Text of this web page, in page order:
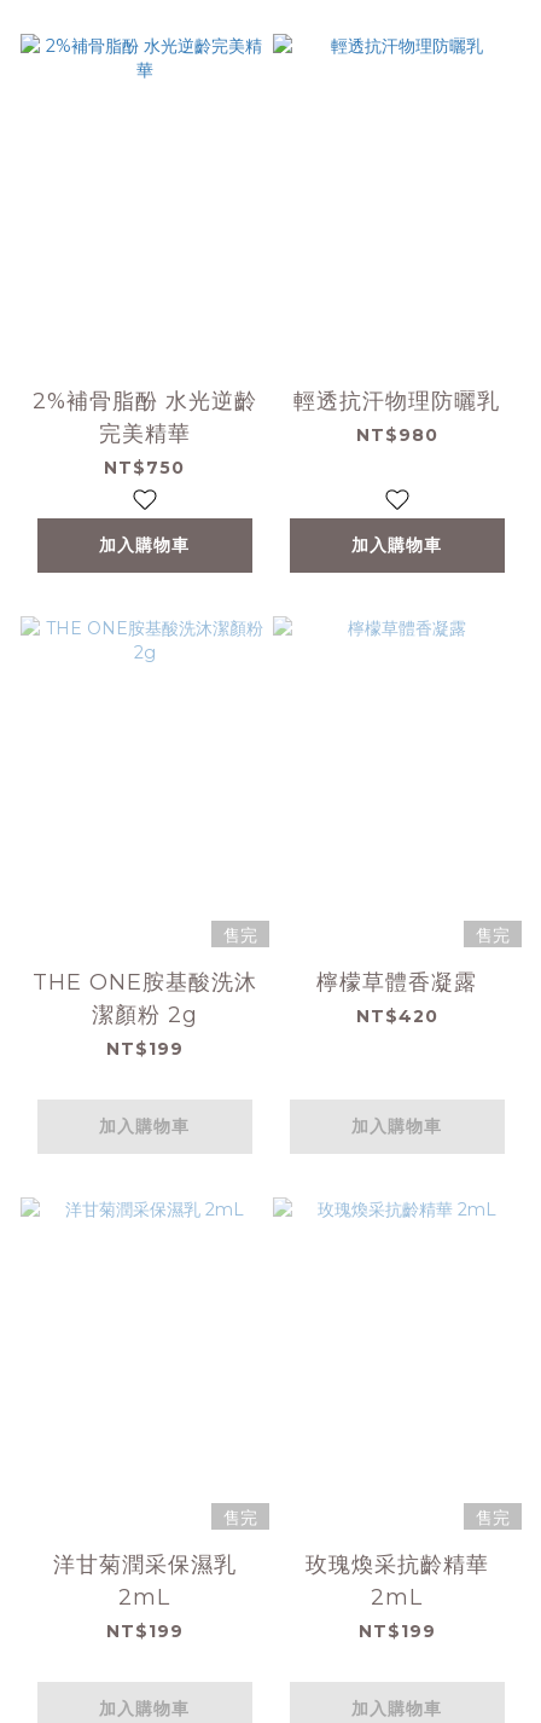
2%補骨脂酚 水光逆齡
完美精華
NT$750
加入購物車
輕透抗汗物理防曬乳
NT$980
加入購物車
售完
THE ONE胺基酸洗沐
潔顏粉 2g
NT$199
加入購物車
售完
檸檬草體香凝露
NT$420
加入購物車
售完
洋甘菊潤采保濕乳
2mL
NT$199
加入購物車
售完
玫瑰煥采抗齡精華
2mL
NT$199
加入購物車